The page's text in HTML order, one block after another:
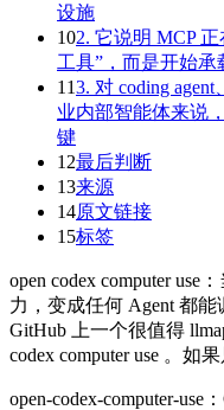
设施
102. 它说明 MCP
工具”，而是开始
113. 对 coding
业内部智能体来说
键
12最后判断
13来源
14原文链接
15标签
open codex computer use
力，变成任何 Agent 都
GitHub 上一个很值得
codex computer use 。如
open-codex-computer-use